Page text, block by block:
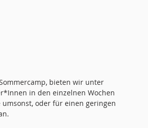
bieten wir unter
in den einzelnen Wochen
oder für einen geringen